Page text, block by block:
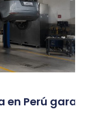
en Perú